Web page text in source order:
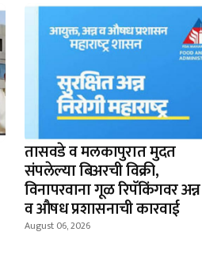
तासवडे व मलकापुरात मुदत
संपलेल्या बिअरची विक्री,
विनापरवाना गूळ रिपॅकिंगवर अन्न
व औषध प्रशासनाची कारवाई
August 06, 2026